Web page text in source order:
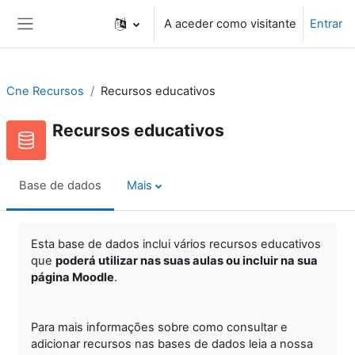
A aceder como visitante Entrar
Cne Recursos Recursos educativos
Recursos educativos
Base de dados Mais
Esta base de dados inclui vários recursos educativos
que poderá utilizar nas suas aulas ou incluir na sua
página Moodle.
Para mais informações sobre como consultar e
adicionar recursos nas bases de dados leia a nossa